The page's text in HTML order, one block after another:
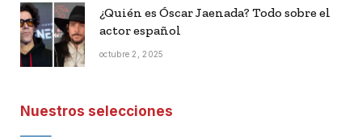
¿Quién es Óscar Jaenada? Todo sobre el
actor español
octubre 2, 2025
Nuestros selecciones